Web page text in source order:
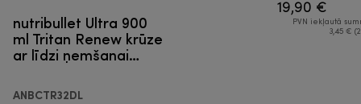
nutribullet Ultra 900
ml Tritan Renew krūze
ar līdzi ņemšanai
ANBCTR32DL
19,90 €
PVN iekļautā
3,45 €